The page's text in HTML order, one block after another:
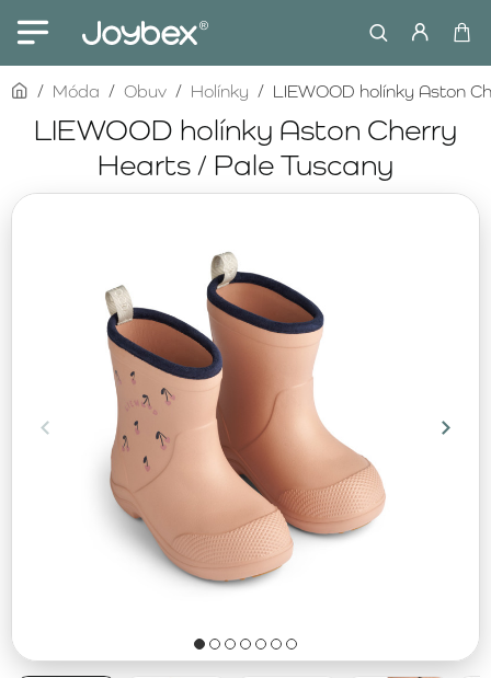
LIEWOOD holínky Aston Cherry
Hearts / Pale Tuscany
homeMóda Obuv Holínky LIEWOOD holínky Aston